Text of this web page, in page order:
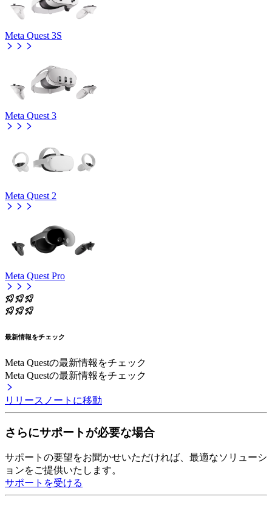
Meta Quest 3S
Meta Quest 3
Meta Quest 2
Meta Quest Pro
最新情報をチェック
Meta Questの最新情報をチェック
Meta Questの最新情報をチェック
リリースノートに移動
さらにサポートが必要な場合
サポートの要望をお聞かせいただければ、最適なソリューシ
ョンをご提供いたします。
サポートを受ける